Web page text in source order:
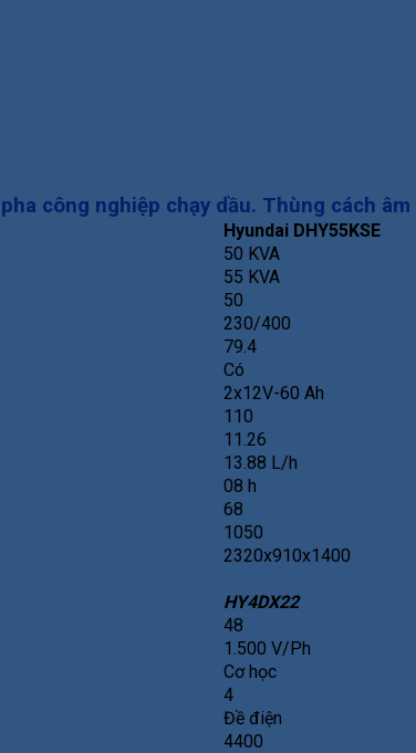
công nghiệp chạy dầu. Thùng cách
Hyundai DHY55KSE
50 KVA
55 KVA
50
230/400
79.4
Có
2x12V-60 Ah
110
11.26
13.88 L/h
08 h
68
1050
2320x910x1400
HY4DX22
48
1.500 V/Ph
Cơ học
4
Đề điện
4400